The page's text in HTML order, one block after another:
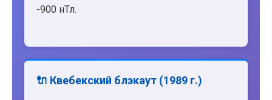
-900 нТл.
🔌 Квебекский блэкаут (1989 г.)